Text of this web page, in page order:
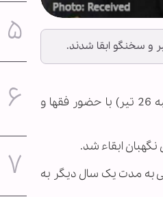
‌ به گزارش خبرگزاری اهل‌بیت(ع) ـ ابنا ـ انتخابات هیئت رئیسه شورای نگهبان صبح امروز (چهارشنبه 26 تیر) با حضور فقها و
نگهبان ابقاء شد.
به مدت یک سال دیگر به